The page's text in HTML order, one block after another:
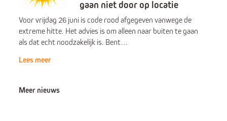
gaan niet door op locatie
Voor vrijdag 26 juni is code rood afgegeven vanwege de
extreme hitte. Het advies is om alleen naar buiten te gaan
als dat echt noodzakelijk is. Bent…
Lees meer
Meer nieuws